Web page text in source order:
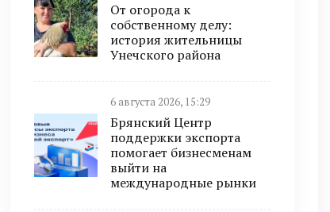
От огорода к
собственному делу:
история жительницы
Унечского района
6 августа 2026, 15:29
Брянский Центр
поддержки экспорта
помогает бизнесменам
выйти на
международные рынки